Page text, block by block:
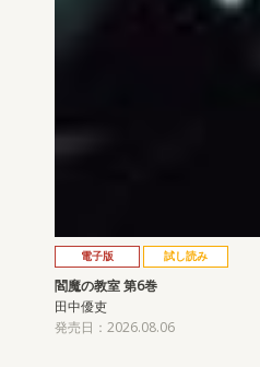
電子版 試し読み
閻魔の教室 第6巻
田中優吏
発売日：2026.08.06